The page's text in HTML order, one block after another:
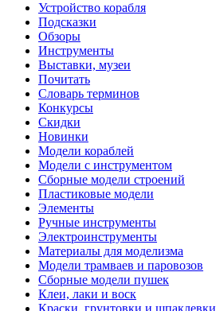
Устройство корабля
Подсказки
Обзоры
Инструменты
Выставки, музеи
Почитать
Словарь терминов
Конкурсы
Скидки
Новинки
Модели кораблей
Модели с инструментом
Сборные модели строений
Пластиковые модели
Элементы
Ручные инструменты
Электроинструменты
Материалы для моделизма
Модели трамваев и паровозов
Сборные модели пушек
Клеи, лаки и воск